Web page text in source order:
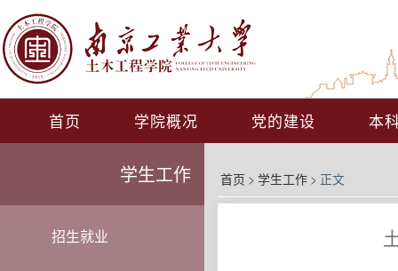
首页 学院概况 党的建设 本
学生工作
招生就业
首页 > 学生工作 > 正文